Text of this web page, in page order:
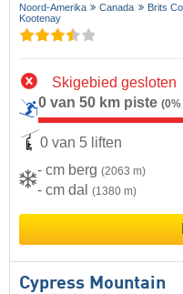
Noord-Amerika Canada Brits
Kootenay
Skigebied gesloten
0 van 50 km piste
0 van 5 liften
- cm berg (2063 m)
- cm dal (1380 m)
Cypress Mountain